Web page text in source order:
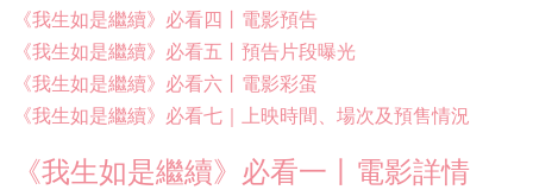
《我生如是繼續》必看四丨電影預告
《我生如是繼續》必看五丨預告片段曝光
《我生如是繼續》必看六丨電影彩蛋
《我生如是繼續》必看七｜上映時間、場次及預售情況
《我生如是繼續》必看一丨電影詳情